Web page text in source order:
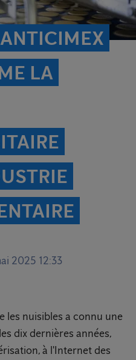
LA
2025 12:33
les nuisibles a connu une
dix dernières années,
à l'Internet des